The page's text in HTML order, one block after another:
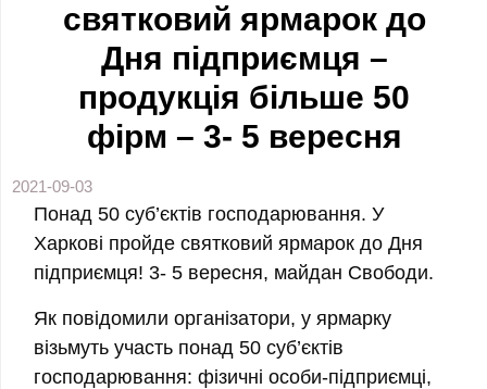
святковий ярмарок до
Дня підприємця –
продукція більше 50
фірм – 3- 5 вересня
2021-09-03
Понад 50 суб’єктів господарювання. У
Харкові пройде святковий ярмарок до Дня
підприємця! 3- 5 вересня, майдан Свободи.
Як повідомили організатори, у ярмарку
візьмуть участь понад 50 суб’єктів
господарювання: фізичні особи-підприємці,